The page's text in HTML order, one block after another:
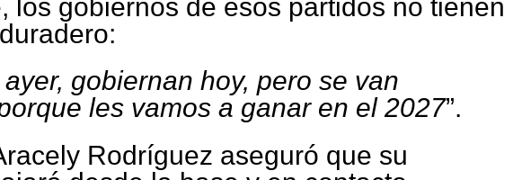
los gobiernos de esos partidos no tienen
gobiernan hoy, pero se van
les vamos a ganar en el 2027”.
Rodríguez aseguró que su